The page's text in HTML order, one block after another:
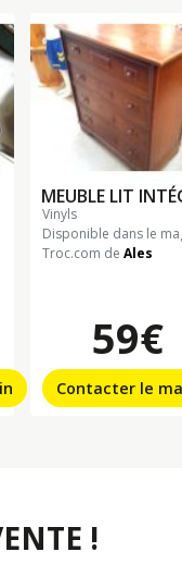
MEUBLE LIT
vinyls
Disponible dans le
Troc.com de Ales
59€
Contacter le
!